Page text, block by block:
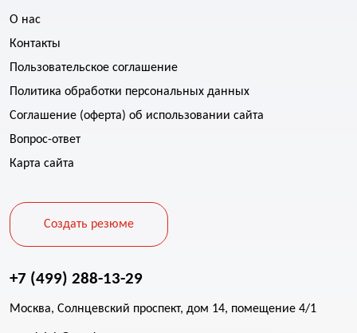
О нас
Контакты
Пользовательское соглашение
Политика обработки персональных данных
Соглашение (оферта) об использовании сайта
Вопрос-ответ
Карта сайта
Создать резюме
+7 (499) 288-13-29
Москва, Солнцевский проспект, дом 14, помещение 4/1